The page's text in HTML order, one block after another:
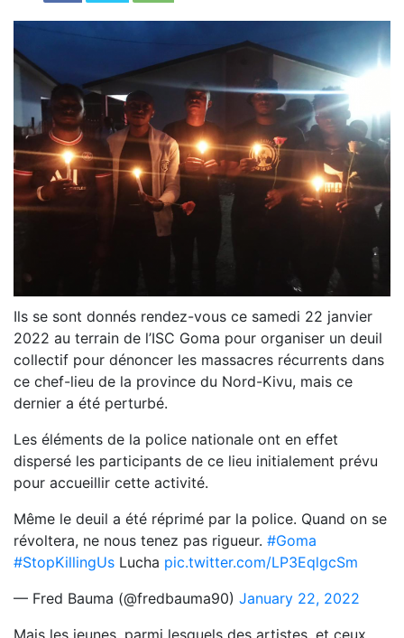
Ils se sont donnés rendez-vous ce samedi 22 janvier
2022 au terrain de l’ISC Goma pour organiser un deuil
collectif pour dénoncer les massacres récurrents dans
ce chef-lieu de la province du Nord-Kivu, mais ce
dernier a été perturbé.
Les éléments de la police nationale ont en effet
dispersé les participants de ce lieu initialement prévu
pour accueillir cette activité.
Même le deuil a été réprimé par la police. Quand on se
révoltera, ne nous tenez pas rigueur. #Goma
#StopKillingUs Lucha pic.twitter.com/LP3EqlgcSm
— Fred Bauma (@fredbauma90) January 22, 2022